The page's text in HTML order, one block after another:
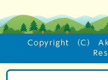
Copyright （C）